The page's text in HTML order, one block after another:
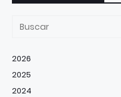
2026
2025
2024